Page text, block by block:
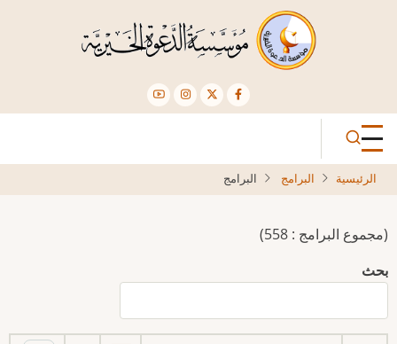
الرئيسية البرامج البرامج
(مجموع البرامج : 558)
بحث